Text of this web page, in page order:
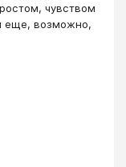
чувством
еще, возможно,